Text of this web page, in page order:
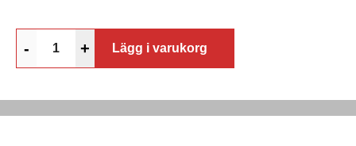
- + Lägg i varukorg